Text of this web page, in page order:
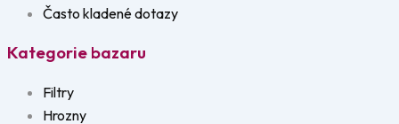
Často kladené dotazy
Kategorie bazaru
Filtry
Hrozny